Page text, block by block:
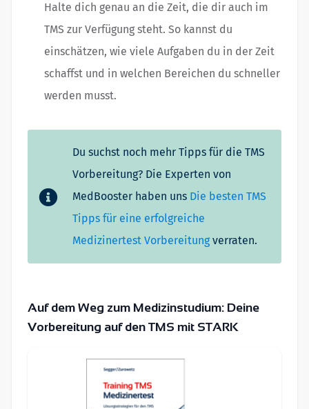
Halte dich genau an die Zeit, die dir auch im
TMS zur Verfügung steht. So kannst du
einschätzen, wie viele Aufgaben du in der Zeit
schaffst und in welchen Bereichen du schneller
werden musst.
Du suchst noch mehr Tipps für die TMS
Vorbereitung? Die Experten von
MedBooster haben uns Die besten TMS
Tipps für eine erfolgreiche
Medizinertest Vorbereitungverraten.
Auf dem Weg zum Medizinstudium: Deine
Vorbereitung auf den TMS mit STARK